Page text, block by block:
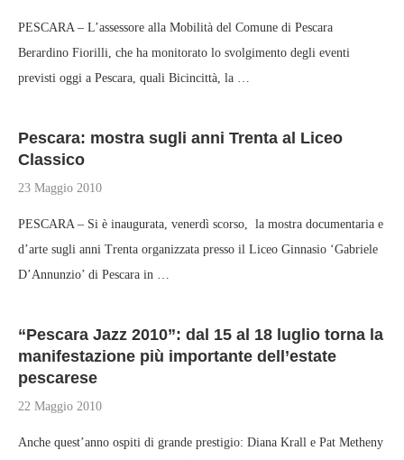
PESCARA – L’assessore alla Mobilità del Comune di Pescara
Berardino Fiorilli, che ha monitorato lo svolgimento degli eventi
previsti oggi a Pescara, quali Bicincittà, la …
Pescara: mostra sugli anni Trenta al Liceo
Classico
23 Maggio 2010
PESCARA – Si è inaugurata, venerdì scorso, la mostra documentaria e
d’arte sugli anni Trenta organizzata presso il Liceo Ginnasio ‘Gabriele
D’Annunzio’ di Pescara in …
“Pescara Jazz 2010”: dal 15 al 18 luglio torna la
manifestazione più importante dell’estate
pescarese
22 Maggio 2010
Anche quest’anno ospiti di grande prestigio: Diana Krall e Pat Metheny